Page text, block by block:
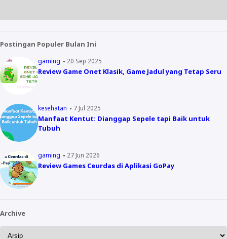
Postingan Populer Bulan Ini
gaming 20 Sep 2025
Review Game Onet Klasik, Game Jadul yang Tetap Seru
kesehatan 7 Jul 2025
Manfaat Kentut: Dianggap Sepele tapi Baik untuk
Tubuh
gaming 27 Jun 2026
Review Games Ceurdas di Aplikasi GoPay
Archive